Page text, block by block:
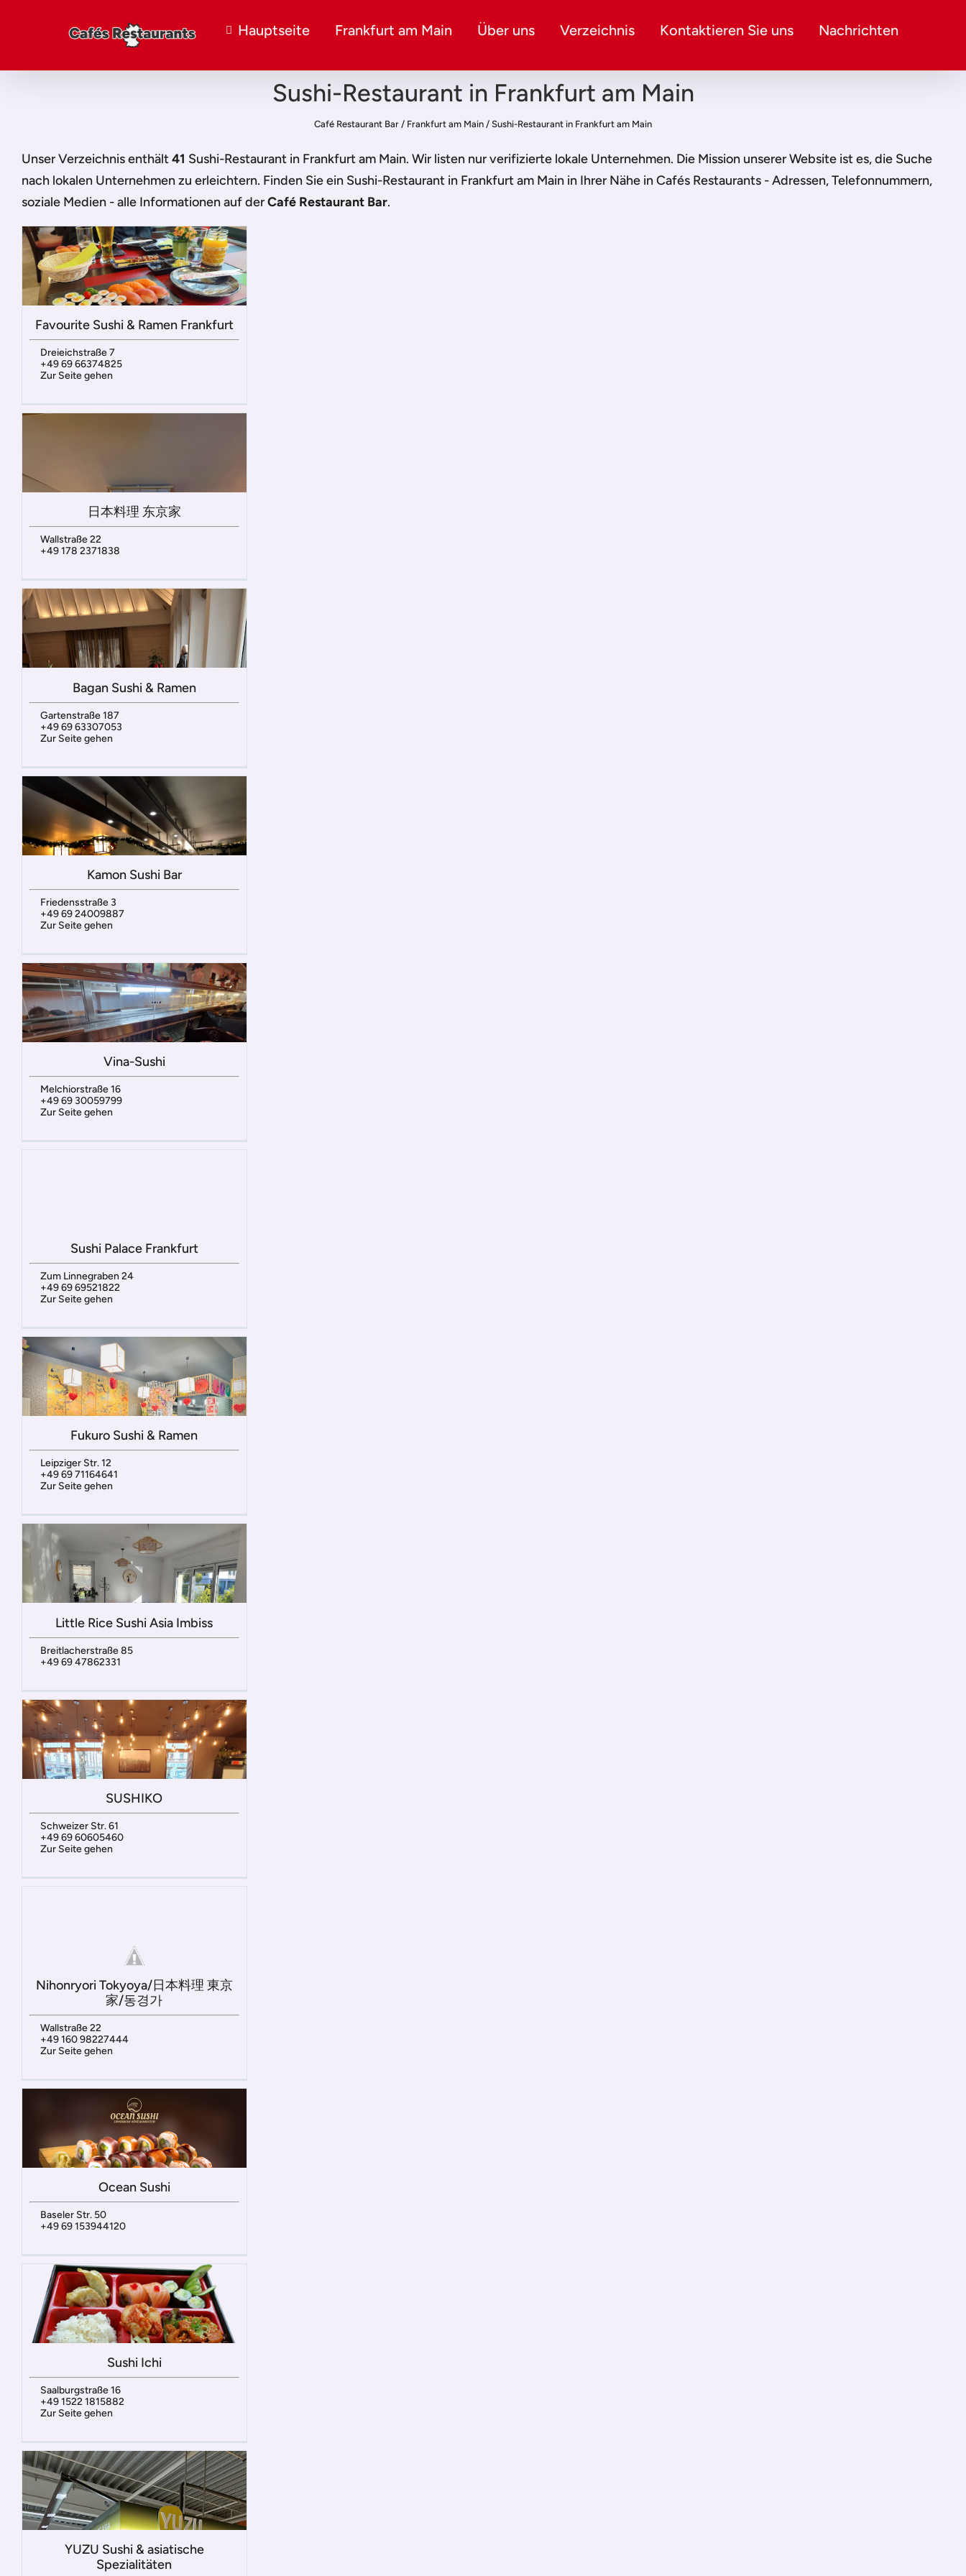
Hauptseite Frankfurt am Main Über uns Verzeichnis Kontaktieren Sie uns Nachrichten
Sushi-Restaurant in Frankfurt am Main
Café Restaurant Bar / Frankfurt am Main / Sushi-Restaurant in Frankfurt am Main
Unser Verzeichnis enthält41 Sushi-Restaurant in Frankfurt am Main. Wir listen nur verifizierte lokale Unternehmen. Die Mission unserer Website ist es, die Suche
nach lokalen Unternehmen zu erleichtern. Finden Sie ein Sushi-Restaurant in Frankfurt am Main in Ihrer Nähe in Cafés Restaurants - Adressen, Telefonnummern,
soziale Medien - alle Informationen auf derCafé Restaurant Bar.
Favourite Sushi & Ramen Frankfurt
Dreieichstraße 7
+49 69 66374825
Zur Seite gehen
日本料理 东京家
Wallstraße 22
+49 178 2371838
Bagan Sushi & Ramen
Gartenstraße 187
+49 69 63307053
Zur Seite gehen
Kamon Sushi Bar
Friedensstraße 3
+49 69 24009887
Zur Seite gehen
Vina-Sushi
Melchiorstraße 16
+49 69 30059799
Zur Seite gehen
Sushi Palace Frankfurt
Zum Linnegraben 24
+49 69 69521822
Zur Seite gehen
Fukuro Sushi & Ramen
Leipziger Str. 12
+49 69 71164641
Zur Seite gehen
Little Rice Sushi Asia Imbiss
Breitlacherstraße 85
+49 69 47862331
SUSHIKO
Schweizer Str. 61
+49 69 60605460
Zur Seite gehen
Nihonryori Tokyoya/日本料理 東京
家/동경가
Wallstraße 22
+49 160 98227444
Zur Seite gehen
Ocean Sushi
Baseler Str. 50
+49 69 153944120
Sushi Ichi
Saalburgstraße 16
+49 1522 1815882
Zur Seite gehen
YUZU Sushi & asiatische
Spezialitäten